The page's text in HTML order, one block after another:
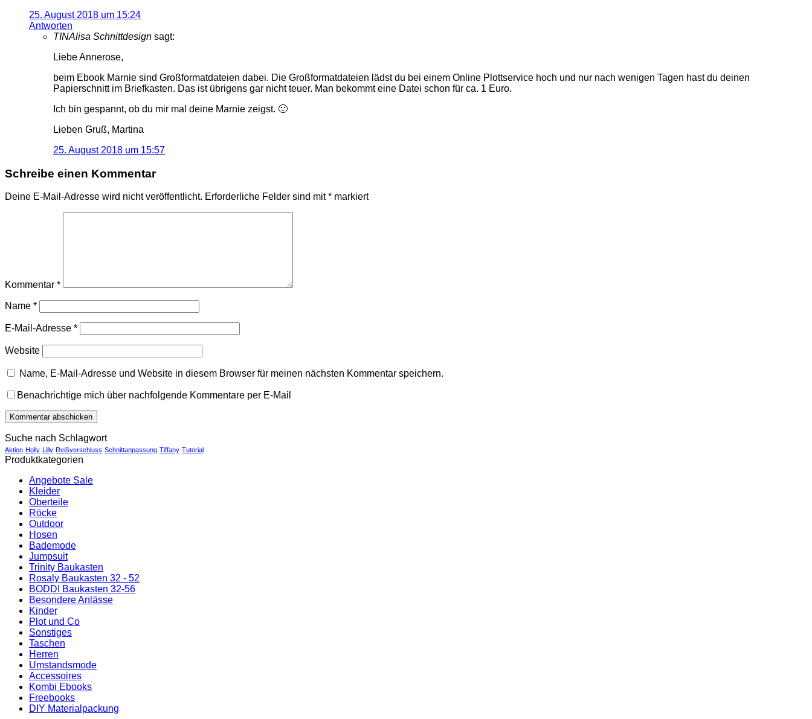
25. August 2018 um 15:24
Antworten
TINAlisa Schnittdesign sagt:
Liebe Annerose,
beim Ebook Marnie sind Großformatdateien dabei. Die Großformatdateien lädst du bei einem Online Plottservice hoch und nur nach wenigen Tagen hast du deinen
Papierschnitt im Briefkasten. Das ist übrigens gar nicht teuer. Man bekommt eine Datei schon für ca. 1 Euro.
Ich bin gespannt, ob du mir mal deine Marnie zeigst. 🙂
Lieben Gruß, Martina
25. August 2018 um 15:57
Schreibe einen Kommentar
Deine E-Mail-Adresse wird nicht veröffentlicht. Erforderliche Felder sind mit* markiert
Kommentar *
Name *
E-Mail-Adresse *
Website
Name, E-Mail-Adresse und Website in diesem Browser für meinen nächsten Kommentar speichern.
Benachrichtige mich über nachfolgende Kommentare per E-Mail
Suche nach Schlagwort
Aktion Holly Lilly Reißverschluss Schnittanpassung Tiffany Tutorial
Produktkategorien
Angebote Sale
Kleider
Oberteile
Röcke
Outdoor
Hosen
Bademode
Jumpsuit
Trinity Baukasten
Rosaly Baukasten 32 - 52
BODDI Baukasten 32-56
Besondere Anlässe
Kinder
Plot und Co
Sonstiges
Taschen
Herren
Umstandsmode
Accessoires
Kombi Ebooks
Freebooks
DIY Materialpackung